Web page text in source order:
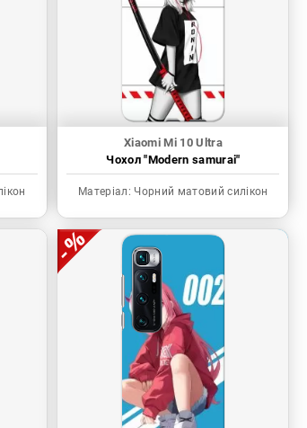
Xiaomi Mi 10 Ultra
Чохол "Modern samurai"
Матеріал: Чорний матовий силікон